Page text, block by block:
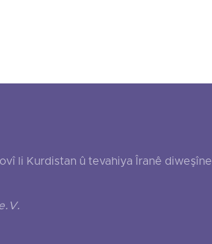
li Kurdistan û tevahiya Îranê diweşîne